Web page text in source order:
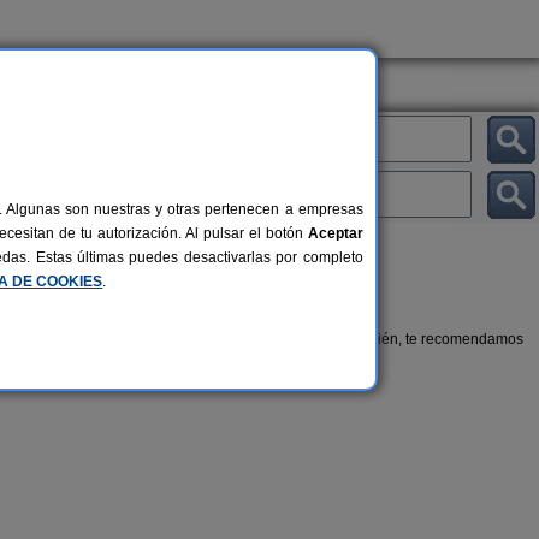
más se ajuste a las características de tu grupo. También, te recomendamos
son nuestras y otras pertenecen a empresas
de tu autorización. Al pulsar el botón Aceptar
Estas últimas puedes desactivarlas por completo
DE COOKIES.